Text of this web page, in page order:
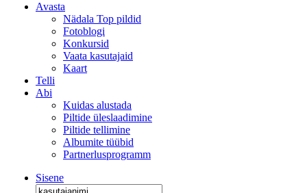
Avasta
Nädala Top pildid
Fotoblogi
Konkursid
Vaata kasutajaid
Kaart
Telli
Abi
Kuidas alustada
Piltide üleslaadimine
Piltide tellimine
Albumite tüübid
Partnerlusprogramm
Sisene